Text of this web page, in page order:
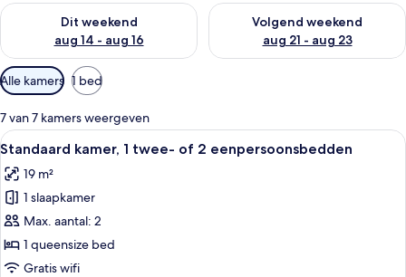
Dit weekend
aug 14 - aug 16
De beschikbaarheid controleren voor dit weekend aug 14 -
Volgend weekend
aug 21 - aug 23
De beschikbaarheid
Beschikbare
filters
voor
kamers
Alle kamers 1 bed
7 van 7 kamers weergeven
Alle
foto's
voor
Standaard
kamer,
1
twee-
Hotelkamer met een bed,
11
Standaard kamer, 1 twee- of 2 eenpersoonsbedden
19 m²
1 slaapkamer
Max. aantal: 2
1 queensize bed
Gratis wifi